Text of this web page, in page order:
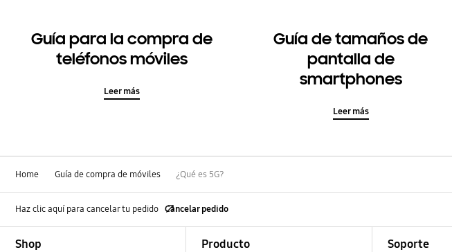
Guía para la compra de
teléfonos móviles
Leer más
Guía de tamaños de
pantalla de
smartphones
Leer más
Home Guía de compra de móviles ¿Qué es 5G?
Haz clic aquí para cancelar tu pedido Cancelar pedido
Shop Producto Soporte